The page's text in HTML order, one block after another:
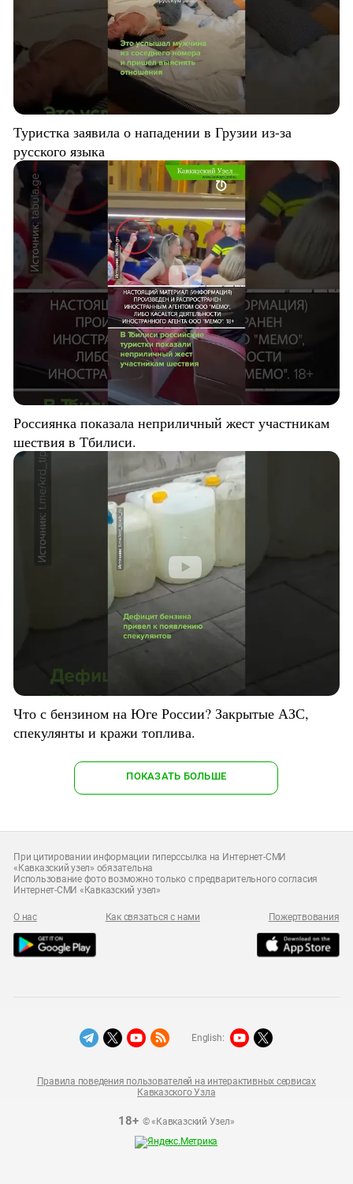
Туристка заявила о нападении в Грузии из-за
русского языка
Россиянка показала неприличный жест участникам
шествия в Тбилиси.
Что с бензином на Юге России? Закрытые АЗС,
спекулянты и кражи топлива.
ПОКАЗАТЬ БОЛЬШЕ
При цитировании информации гиперссылка на Интернет-СМИ
«Кавказский узел» обязательна
Использование фото возможно только с предварительного согласия
Интернет-СМИ «Кавказский узел»
О нас Как связаться с нами Пожертвования
18+© «Кавказский Узел»
Правила поведения пользователей на интерактивных сервисах
Кавказского Узла
English: